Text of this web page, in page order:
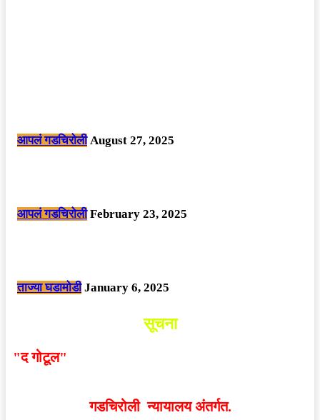
आपलं गडचिरोली August 27, 2025
आपलं गडचिरोली February 23, 2025
ताज्या घडामोडी January 6, 2025
सूचना
"द गोटूल"
गडचिरोली न्यायालय अंतर्गत.